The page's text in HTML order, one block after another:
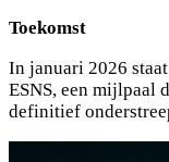
Toekomst
In januari 2026
ESNS, een mijlpaal
definitief